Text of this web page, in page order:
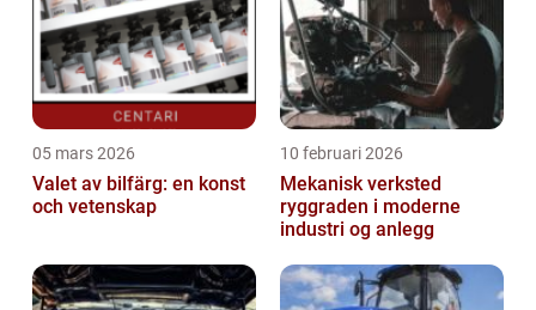
05 mars 2026
Valet av bilfärg: en konst
och vetenskap
10 februari 2026
Mekanisk verksted
ryggraden i moderne
industri og anlegg